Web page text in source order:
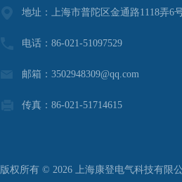
地址：上海市普陀区金通路1118弄6
电话：86-021-51097529
邮箱：3502948309@qq.com
传真：86-021-51714615
版权所有 © 2026 上海康登电气科技有限